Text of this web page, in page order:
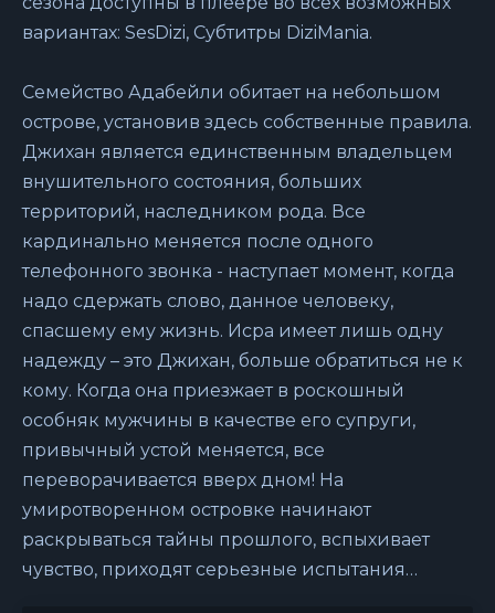
вариантах: SesDizi, Субтитры DiziMania.
Семейство Адабейли обитает на небольшом
острове, установив здесь собственные правила.
Джихан является единственным владельцем
внушительного состояния, больших
территорий, наследником рода. Все
кардинально меняется после одного
телефонного звонка - наступает момент, когда
надо сдержать слово, данное человеку,
спасшему ему жизнь. Исра имеет лишь одну
надежду – это Джихан, больше обратиться не к
кому. Когда она приезжает в роскошный
особняк мужчины в качестве его супруги,
привычный устой меняется, все
переворачивается вверх дном! На
умиротворенном островке начинают
раскрываться тайны прошлого, вспыхивает
чувство, приходят серьезные испытания…